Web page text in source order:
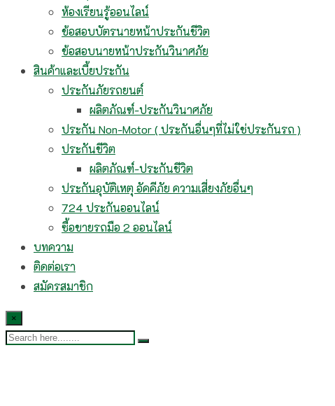
ห้องเรียนรู้ออนไลน์
ข้อสอบบัตรนายหน้าประกันชีวิต
ข้อสอบนายหน้าประกันวินาศภัย
สินค้าและเบี้ยประกัน
ประกันภัยรถยนต์
ผลิตภัณฑ์-ประกันวินาศภัย
ประกัน Non-Motor ( ประกันอื่นๆที่ไม่ใช่ประกันรถ )
ประกันชีวิต
ผลิตภัณฑ์-ประกันชีวิต
ประกันอุบัติเหตุ อัคคีภัย ความเสี่ยงภัยอื่นๆ
724 ประกันออนไลน์
ซื้อขายรถมือ 2 ออนไลน์
บทความ
ติดต่อเรา
สมัครสมาชิก
×